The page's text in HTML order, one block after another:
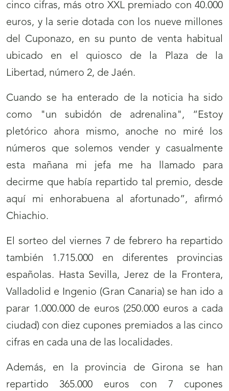
cinco cifras, más otro XXL premiado con 40.000
euros, y la serie dotada con los nueve millones
del Cuponazo, en su punto de venta habitual
ubicado en el quiosco de la Plaza de la
Libertad, número 2, de Jaén.
Cuando se ha enterado de la noticia ha sido
como "un subidón de adrenalina", “Estoy
pletórico ahora mismo, anoche no miré los
números que solemos vender y casualmente
esta mañana mi jefa me ha llamado para
decirme que había repartido tal premio, desde
aquí mi enhorabuena al afortunado”, afirmó
Chiachio.
El sorteo del viernes 7 de febrero ha repartido
también 1.715.000 en diferentes provincias
españolas. Hasta Sevilla, Jerez de la Frontera,
Valladolid e Ingenio (Gran Canaria) se han ido a
parar 1.000.000 de euros (250.000 euros a cada
ciudad) con diez cupones premiados a las cinco
cifras en cada una de las localidades.
Además, en la provincia de Girona se han
repartido 365.000 euros con 7 cupones